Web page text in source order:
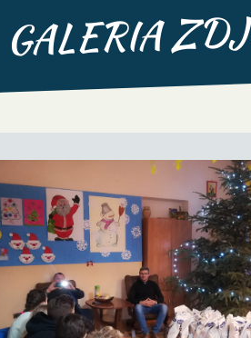
GALERIA